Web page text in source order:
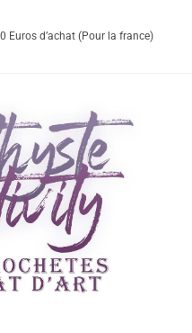
Euros d’achat (Pour la france)